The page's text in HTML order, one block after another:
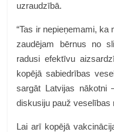
uzraudzībā.
“Tas ir nepieņemami,
zaudējam bērnus no
radusi efektīvu
kopējā sabiedrības
sargāt Latvijas
diskusiju pauž veselības
Lai arī kopējā